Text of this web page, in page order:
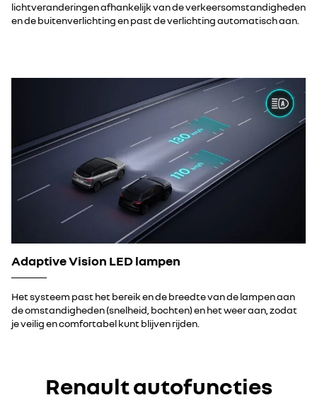
lichtveranderingen afhankelijk van de verkeersomstandigheden
en de buitenverlichting en past de verlichting automatisch aan.
Adaptive Vision LED lampen
Het systeem past het bereik en de breedte van de lampen aan
de omstandigheden (snelheid, bochten) en het weer aan, zodat
je veilig en comfortabel kunt blijven rijden.
Renault autofuncties